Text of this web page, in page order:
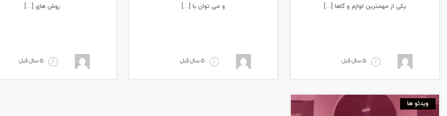
یکی از مهمترین لوازم و گاها […]
5 سال قبل
و می توان با […]
5 سال قبل
روش های […]
5 سال قبل
ویدئو ها